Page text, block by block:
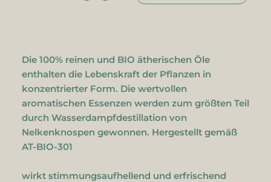
Die 100% reinen und BIO ätherischen Öle
enthalten die Lebenskraft der Pflanzen in
konzentrierter Form. Die wertvollen
aromatischen Essenzen werden zum größten Teil
durch Wasserdampfdestillation von
Nelkenknospen gewonnen. Hergestellt gemäß
AT-BIO-301
wirkt stimmungsaufhellend und erfrischend